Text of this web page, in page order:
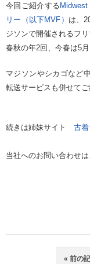
今回ご紹介する
リー（以下MVF） は、
ジソンで開催されるフリ
春秋の年2回、今春は5
マジソンやシカゴなど
転送サービスも併せてご
続きは姉妹サイト 古
当社へのお問い合わせは
« 前の